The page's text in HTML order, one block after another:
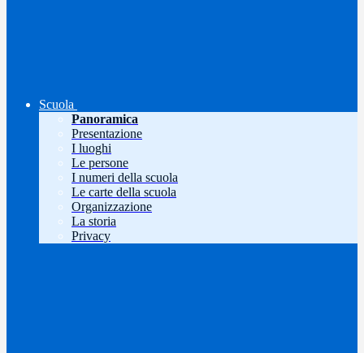
Scuola
Panoramica
Presentazione
I luoghi
Le persone
I numeri della scuola
Le carte della scuola
Organizzazione
La storia
Privacy